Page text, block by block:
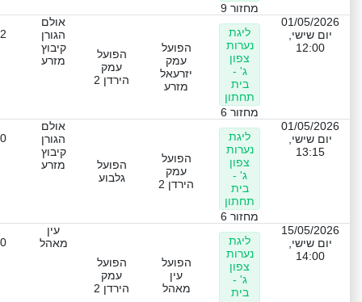
מחזור 9
01/05/2026
יום שישי,
12:00
ליגת
נערות
צפון
ג' -
בית
תחתון
מחזור 6
הפועל
עמק
יזרעאל
מזרע
הפועל
עמק
הירדן 2
אולם
הגורן
קיבוץ
מזרע
01/05/2026
יום שישי,
13:15
ליגת
נערות
צפון
ג' -
בית
תחתון
מחזור 6
הפועל
עמק
הירדן 2
הפועל
גלבוע
אולם
הגורן
קיבוץ
מזרע
15/05/2026
יום שישי,
14:00
ליגת
נערות
צפון
ג' -
בית
הפועל
עין
מאהל
הפועל
עמק
הירדן 2
עין
מאהל